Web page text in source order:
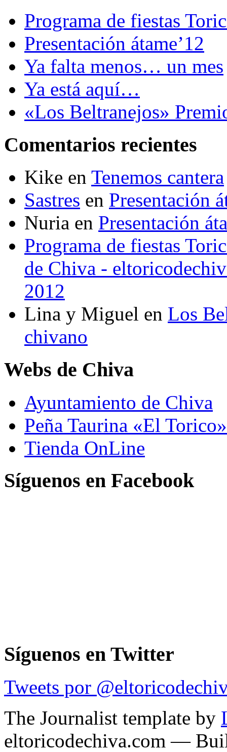
Programa de fiestas
Presentación átame’12
Ya falta menos… un mes
Ya está aquí…
«Los Beltranejos»
Comentarios recientes
Kike en Tenemos cantera
Sastres en Presentación
Nuria en Presentación
Programa de fiestas
de Chiva -
2012
Lina y Miguel en Los
chivano
Webs de Chiva
Ayuntamiento de Chiva
Peña Taurina «El Torico»
Tienda OnLine
Síguenos en Facebook
Síguenos en Twitter
Tweets por
The Journalist template by
eltoricodechiva.com —